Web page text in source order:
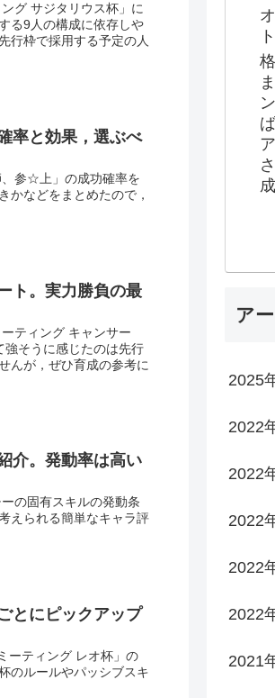
グ サジタリウス杯」に
る9人の構成に依存しや
行枠で採用する予定の人
率と効果，選ぶべ
、参☆上」の成功確率を
かなどをまとめたので，
ト。実力勝負の最
ティング キャンサー
強そうに感じたのは先行
んが，ぜひ育成の参考に
介。発動率は高い
の固有スキルの発動条
えられる簡単なキャラ評
とにピックアップ
ーティング レオ杯」の
のルールやパッシブスキ
ア
2025
2022
2022
2022
2022
2022
2021